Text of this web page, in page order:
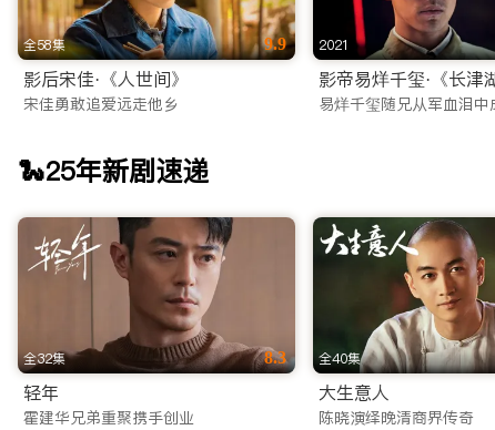
全58集 9.9
影后宋佳·《人世间》
宋佳勇敢追爱远走他乡
2021
影帝易烊千玺·《长津
易烊千玺随兄从军血泪中
🐍25年新剧速递
全32集 8.3
轻年
霍建华兄弟重聚携手创业
全40集
大生意人
陈晓演绎晚清商界传奇